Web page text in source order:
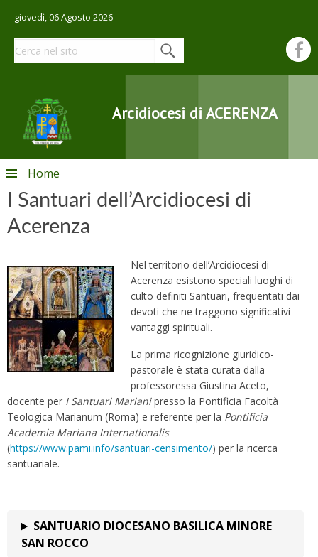
giovedì, 06 Agosto 2026
Arcidiocesi di ACERENZA
Skip
content
Home
I Santuari dell’Arcidiocesi di
Acerenza
Nel territorio dell’Arcidiocesi di
Acerenza esistono speciali luoghi di
culto definiti Santuari, frequentati dai
devoti che ne traggono significativi
vantaggi spirituali.
La prima ricognizione giuridico-
pastorale è stata curata dalla
professoressa Giustina Aceto,
docente per I Santuari Marianipresso la Pontificia Facoltà
Teologica Marianum (Roma) e referente per la Pontificia
Academia Mariana Internationalis
(https://www.pami.info/santuari-censimento/) per la ricerca
santuariale.
SANTUARIO DIOCESANO BASILICA MINORE
SAN ROCCO